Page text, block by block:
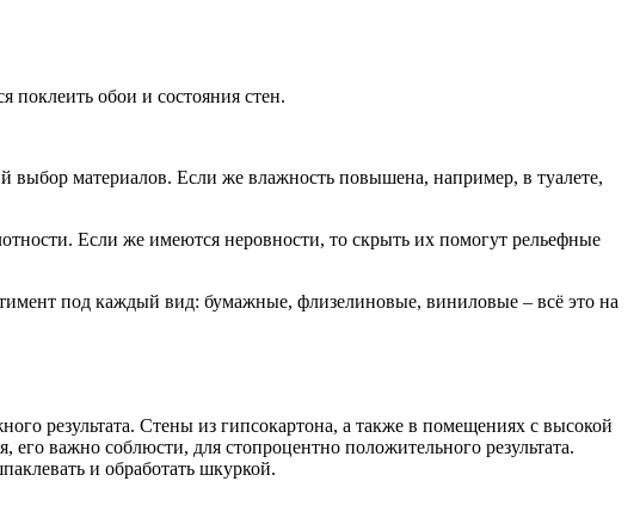
поклеить обои и состояния стен.
выбор материалов. Если же влажность повышена, например, в туалете,
Если же имеются неровности, то скрыть их помогут рельефные
под каждый вид: бумажные, флизелиновые, виниловые – всё это на
результата. Стены из гипсокартона, а также в помещениях с высокой
важно соблюсти, для стопроцентно положительного результата.
и обработать шкуркой.